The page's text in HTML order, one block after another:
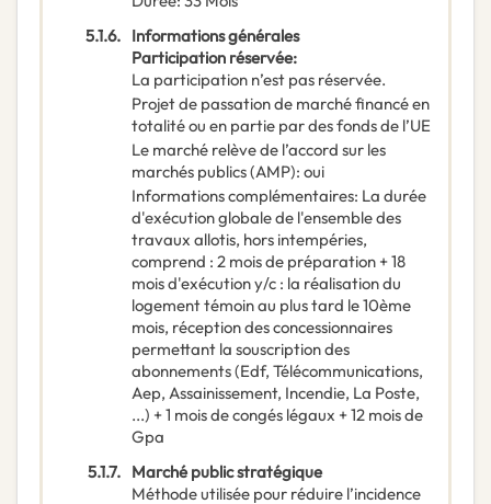
5.1.6. Informations générales
Participation réservée:
La participation n’est pas réservée.
Projet de passation de marché financé en
totalité ou en partie par des fonds de l’UE
Le marché relève de l’accord sur les
marchés publics (AMP): oui
Informations complémentaires: La durée
d'exécution globale de l'ensemble des
travaux allotis, hors intempéries,
comprend : 2 mois de préparation + 18
mois d'exécution y/c : la réalisation du
logement témoin au plus tard le 10ème
mois, réception des concessionnaires
permettant la souscription des
abonnements (Edf, Télécommunications,
Aep, Assainissement, Incendie, La Poste,
...) + 1 mois de congés légaux + 12 mois de
Gpa
5.1.7. Marché public stratégique
Méthode utilisée pour réduire l’incidence